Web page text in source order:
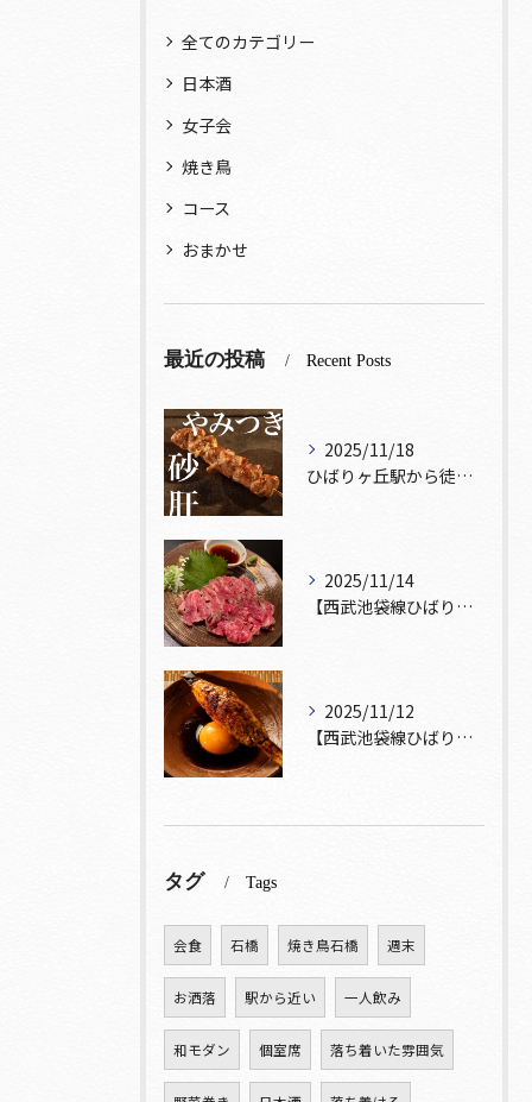
全てのカテゴリー
日本酒
女子会
焼き鳥
コース
おまかせ
最近の投稿 Recent Posts
2025/11/18
ひばりヶ丘駅から徒歩5分🚶‍♀️雰囲気の良い居酒屋をお探しな...
2025/11/14
【西武池袋線ひばりヶ丘駅】から徒歩5分🚶
2025/11/12
【西武池袋線ひばりヶ丘駅】から徒歩5分圏内🚶‍♀️！
タグ Tags
会食 石橋 焼き鳥石橋 週末
お洒落 駅から近い 一人飲み
和モダン 個室席 落ち着いた雰囲気